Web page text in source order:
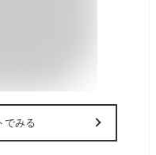
でみる